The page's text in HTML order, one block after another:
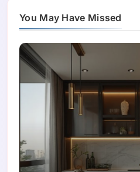
You May Have Missed